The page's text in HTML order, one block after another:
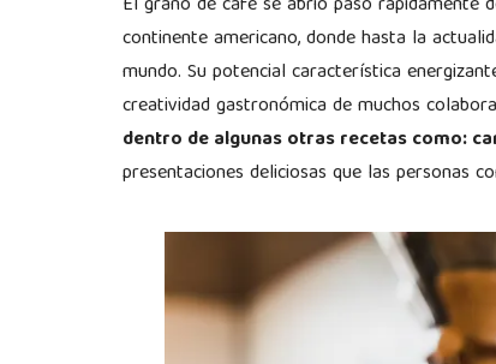
continente americano, donde hasta la
mundo. Su potencial característica
creatividad gastronómica de muchos
dentro de algunas otras recetas como:
presentaciones deliciosas que las personas